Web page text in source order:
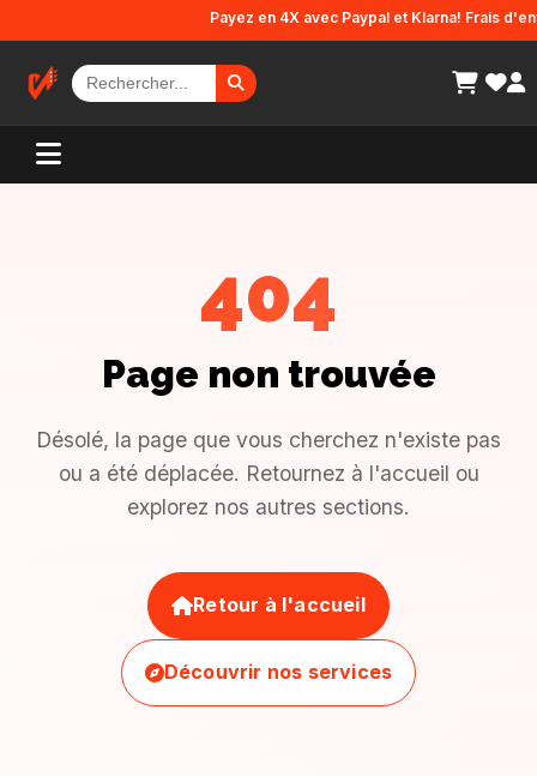
Payez en 4X avec Paypal et Klarna! Frais
404
Page non trouvée
Désolé, la page que vous cherchez n'existe pas
ou a été déplacée. Retournez à l'accueil ou
explorez nos autres sections.
Retour à l'accueil
Découvrir nos services
Panneau de gestion des cookies